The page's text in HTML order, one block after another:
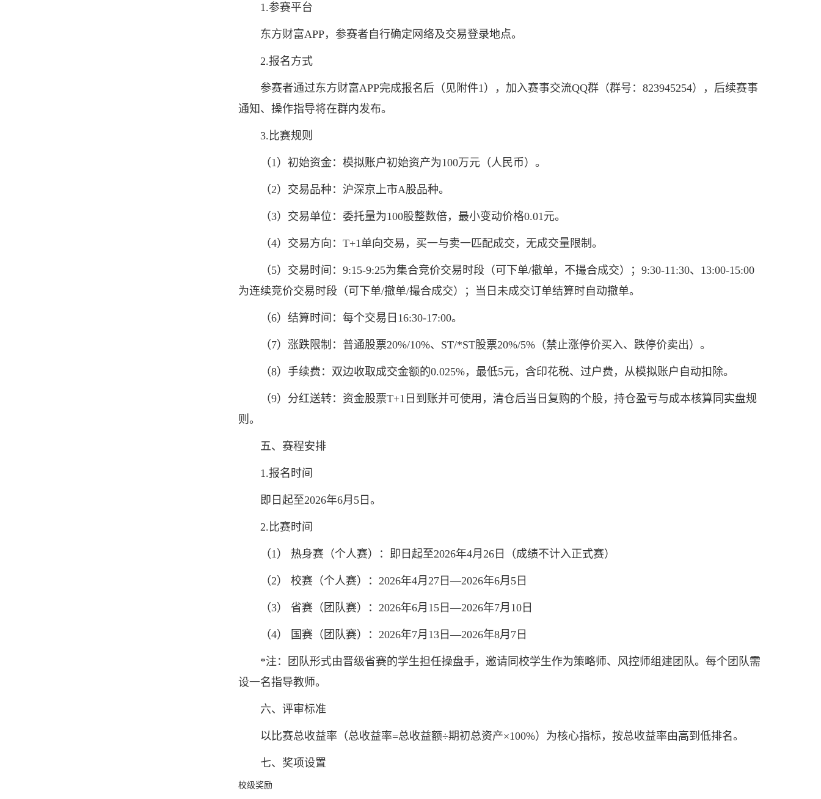
1.参赛平台
东方财富APP，参赛者自行确定网络及交易登录地点。
2.报名方式
参赛者通过东方财富APP完成报名后（见附件1），加入赛事交流QQ群（群号：823945254），后续赛事
通知、操作指导将在群内发布。
3.比赛规则
（1）初始资金：模拟账户初始资产为100万元（人民币）。
（2）交易品种：沪深京上市A股品种。
（3）交易单位：委托量为100股整数倍，最小变动价格0.01元。
（4）交易方向：T+1单向交易，买一与卖一匹配成交，无成交量限制。
（5）交易时间：9:15-9:25为集合竞价交易时段（可下单/撤单，不撮合成交）；9:30-11:30、13:00-15:00
为连续竞价交易时段（可下单/撤单/撮合成交）；当日未成交订单结算时自动撤单。
（6）结算时间：每个交易日16:30-17:00。
（7）涨跌限制：普通股票20%/10%、ST/*ST股票20%/5%（禁止涨停价买入、跌停价卖出）。
（8）手续费：双边收取成交金额的0.025%，最低5元，含印花税、过户费，从模拟账户自动扣除。
（9）分红送转：资金股票T+1日到账并可使用，清仓后当日复购的个股，持仓盈亏与成本核算同实盘规
则。
五、赛程安排
1.报名时间
即日起至2026年6月5日。
2.比赛时间
（1） 热身赛（个人赛）：即日起至2026年4月26日（成绩不计入正式赛）
（2） 校赛（个人赛）：2026年4月27日—2026年6月5日
（3） 省赛（团队赛）：2026年6月15日—2026年7月10日
（4） 国赛（团队赛）：2026年7月13日—2026年8月7日
*注：团队形式由晋级省赛的学生担任操盘手，邀请同校学生作为策略师、风控师组建团队。每个团队需
设一名指导教师。
六、评审标准
以比赛总收益率（总收益率=总收益额÷期初总资产×100%）为核心指标，按总收益率由高到低排名。
七、奖项设置
校级奖励